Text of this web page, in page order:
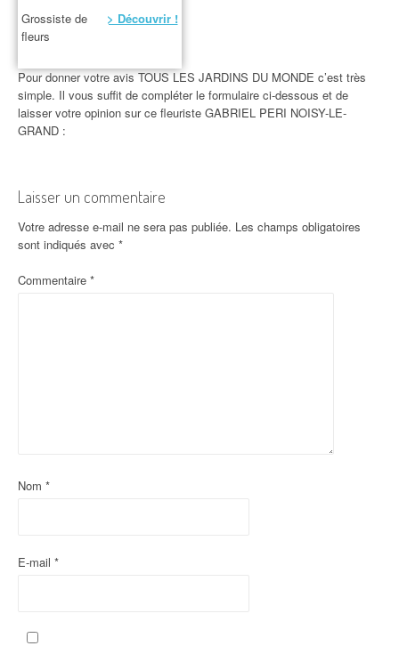
Grossiste de
fleurs
> Découvrir !
Pour donner votre avis TOUS LES JARDINS DU MONDE c’est très
simple. Il vous suffit de compléter le formulaire ci-dessous et de
laisser votre opinion sur ce fleuriste GABRIEL PERI NOISY-LE-
GRAND :
Laisser un commentaire
Votre adresse e-mail ne sera pas publiée. Les champs obligatoires
sont indiqués avec *
Commentaire *
Nom *
E-mail *